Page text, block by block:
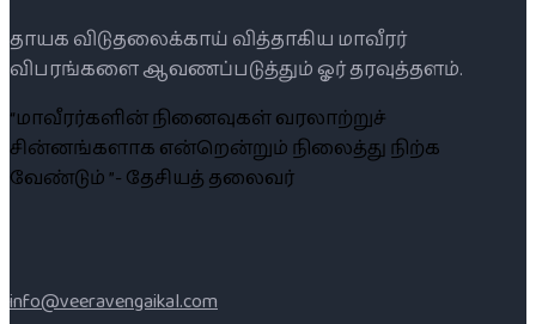
தாயக விடுதலைக்காய் வித்தாகிய மாவீரர்
விபரங்களை ஆவணப்படுத்தும் ஓர் தரவுத்தளம்.
“மாவீரர்களின் நினைவுகள் வரலாற்றுச்
சின்னங்களாக என்றென்றும் நிலைத்து நிற்க
வேண்டும் ”- தேசியத் தலைவர்
info@veeravengaikal.com